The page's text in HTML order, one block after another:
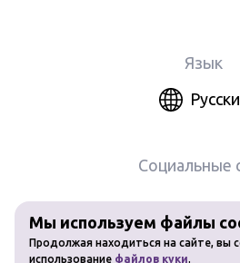
Мы используем файлы
Продолжая находиться на сайте, вы
использование файлов куки.
Язык
Социальные
Любое использование
сайта без